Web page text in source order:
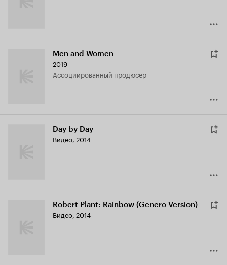
Men and Women
2019
ассоциированный продюсер
Day by Day
Видео, 2014
Robert Plant: Rainbow (Genero Version)
Видео, 2014